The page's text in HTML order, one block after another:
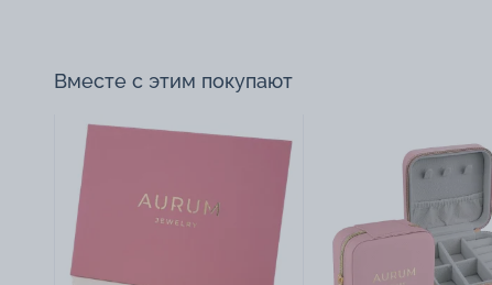
Вместе с этим покупают